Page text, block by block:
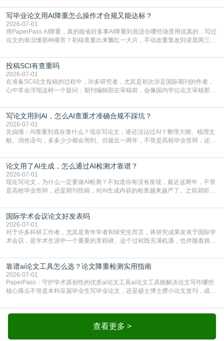
广阔学术天地的大门，连接着个体研究与社会网络。本篇AEIC学术交流中心小编
就为大家介绍“学术会议投稿意义”。一、加速研究成果的传播与反馈学术会议通
常具有周期短、时效性强的特点。相比期刊漫长的
写毕业论文用AI降重怎么操作才合规又能达标？
2026-07-01
用PaperPass AI降重，真的能省好多事AI降重到底适合哪些场景用说真的，写过
论文的谁没懂那种痛苦？初稿查重出来飘红一大片，手动改重复改到凌晨两三
到秃头。这时候靠谱的AI降重真的就是救命稻草，选对工具，半天就能搞定你两
三天都做不完的事。不是所有人都需要用AI降重，但如果你符合下面这些场景，
真的可以试试：初稿写完重复率远超要
投稿SCI有查重吗
2026-07-01
在准备SCI论文投稿的过程中，许多研究者，尤其是初次涉足国际期刊的作者，
心中常会浮现这样一个疑问：期刊编辑部在审稿前，会像国内学位论文审核那
论文的初审通过率。实际上，SCI期刊对重复内容的审查是严谨投稿流程中不可
或缺的一环。本篇AEIC学术交流中心小编就为大家介绍“投稿SCI有查重吗”。
一、查重是标准流程答案是明确的：绝大多数S
写论文用到AI，怎么AI查重才准确合规不踩坑？
2026-07-01
先搞懂：AI查重到底在查什么？现在写论文，谁还没沾过AI？整理大纲、梳理文
献、润色语句，多多少少都会用到。但最近一两年，不管是高校毕业答辩，还是
须加做AI查重。很多人分不清，AI查重和普通查重到底有啥区别？这里说透：普
通查重查的是你的文字和已公开文献的重复比例，防的是抄袭；AI查重查的是你
的内容里，有多少是AI生成的，防的是过
论文用了AI生成，怎么通过AI检测才靠谱？
2026-07-01
现在写论文，为什么一定要做AI检测？不知道你有没有发现，最近这两年，不管
是高校毕业答辩，还是期刊投稿，对AI生成内容的检查越来越严了。之前就听身
要求修改，还差点被判定学术不规范，真的太冤了。现在国内多数高校和核心期
刊，都已经明确出台了相关规定：如果使用AI生成内容辅助写作，必须明确标
注，未标注的AI生成内容会被认定为不符合学
国际学术会议论文好发表吗
2026-07-01
对于许多科研工作者，尤其是青年学者和研究生而言，将研究成果发表于国际学
术会议，是学术生涯中一个重要的里程碑。这个过程既充满机遇，也伴随着挑
疑问：国际学术会议论文到底好不好发表？其价值和难度究竟如何衡量。本篇
AEIC学术交流中心小编就为大家介绍“国际学术会议论文好发表吗”。一、会议论
文发表的相对优势与期刊论文相比，国际会议论文的发
靠谱ai论文工具怎么选？论文降重检测实用指南
2026-07-01
PaperPass：守护学术原创性的优质ai论文工具ai论文工具能解决论文写作哪些
核心痛点不管是本科应届毕业生写毕业论文，还是硕士博士攒小论文发刊，或是
自己逐句读逐句改，熬好几个大夜不说，还经常改不到点上，交上去才发现重复
率超标，再返工太折腾。现在有了成熟的ai论文工具，这些痛点基本都能高效解
决。靠谱的ai论文工具，不止能帮你梳查看更多 >